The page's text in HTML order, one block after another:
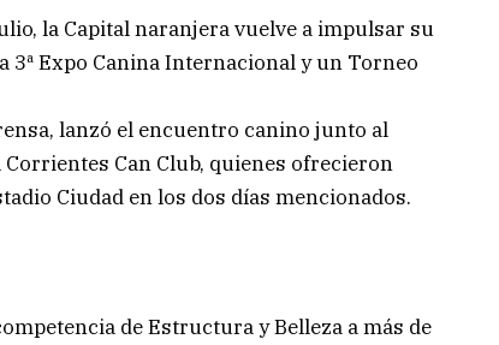
la Capital naranjera vuelve a impulsar su
Expo Canina Internacional y un Torneo
lanzó el encuentro canino junto al
Can Club, quienes ofrecieron
Ciudad en los dos días mencionados.
de Estructura y Belleza a más de